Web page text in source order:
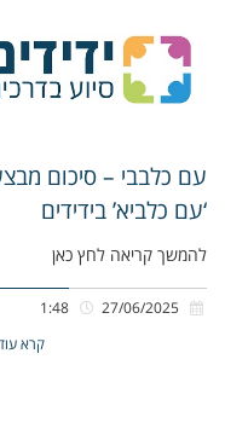
עם כלבבי – סיכום
‘עם כלביא’ בידידים
להמשך קריאה לחץ כאן
קרא